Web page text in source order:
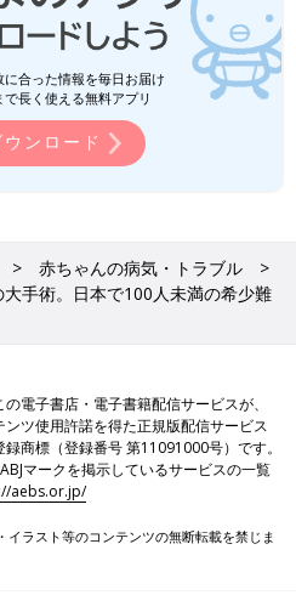
合った情報を毎日お届け
長く使える無料アプリ
ンロード
赤ちゃんの病気・トラブル
手術。日本で100人未満の希少難
電子書店・電子書籍配信サービスが、
ツ使用許諾を得た正規版配信サービス
商標（登録番号 第11091000号）です。
マークを掲示しているサービスの一覧
aebs.or.jp/
ラスト等のコンテンツの無断転載を禁じま